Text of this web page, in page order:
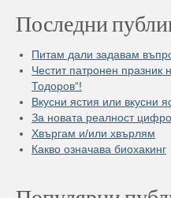
Последни
Питам дали задавам
Честит патронен
Тодоров“!
Вкусни ястия или вкусни
За новата реалност
Хвъргам и/или хвърлям
Какво означава биохакинг